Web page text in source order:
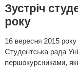
Зустріч
року
16 вересня 2015
Студентська рада
першокурсниками,